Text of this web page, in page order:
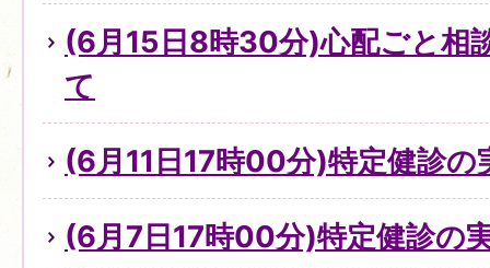
(6月15日8時30分)心配ごと相
て
(6月11日17時00分)特定健診の
(6月7日17時00分)特定健診の